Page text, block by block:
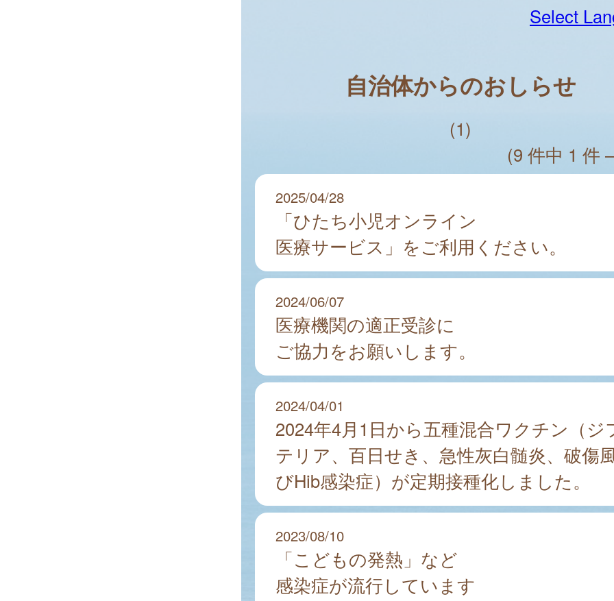
Select
自治体からのおしらせ
(1)
(9 件中 1 件
2025/04/28
「ひたち小児オンライン
医療サービス」をご利用ください。
2024/06/07
医療機関の適正受診に
ご協力をお願いします。
2024/04/01
2024年4月1日から五種混合ワクチン（ジ
テリア、百日せき、急性灰白髄炎、破傷
びHib感染症）が定期接種化しました。
2023/08/10
「こどもの発熱」など
感染症が流行しています